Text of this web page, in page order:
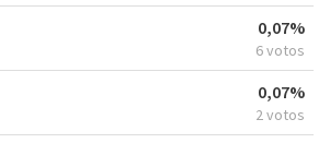
0,07%
6 votos
0,07%
2 votos